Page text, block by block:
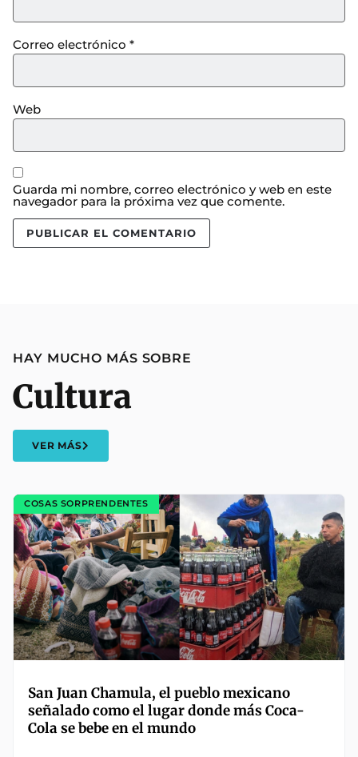
Correo electrónico *
Web
Guarda mi nombre, correo electrónico y web en este
navegador para la próxima vez que comente.
HAY MUCHO MÁS SOBRE
Cultura
VER MÁS
COSAS SORPRENDENTES
San Juan Chamula, el pueblo mexicano
señalado como el lugar donde más Coca-
Cola se bebe en el mundo